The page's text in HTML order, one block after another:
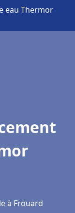
eau Thermor
à Frouard